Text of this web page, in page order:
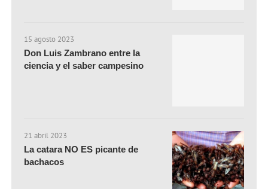
15 agosto 2023
Don Luis Zambrano entre la
ciencia y el saber campesino
21 abril 2023
La catara NO ES picante de
bachacos